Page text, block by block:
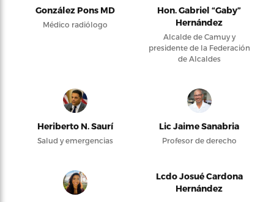
González Pons MD
Médico radiólogo
Hon. Gabriel “Gaby”
Hernández
Alcalde de Camuy y
presidente de la Federación
de Alcaldes
Heriberto N. Saurí
Salud y emergencias
Lic Jaime Sanabria
Profesor de derecho
Lcdo Josué Cardona
Hernández